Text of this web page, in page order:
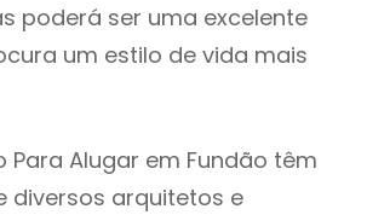
poderá ser uma excelente
um estilo de vida mais
Alugar em Fundão têm
diversos arquitetos e